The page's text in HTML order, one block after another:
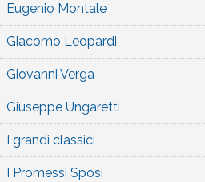
Eugenio Montale
Giacomo Leopardi
Giovanni Verga
Giuseppe Ungaretti
I grandi classici
I Promessi Sposi